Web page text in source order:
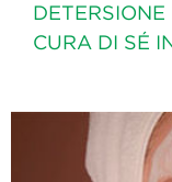
CURA DI SÉ